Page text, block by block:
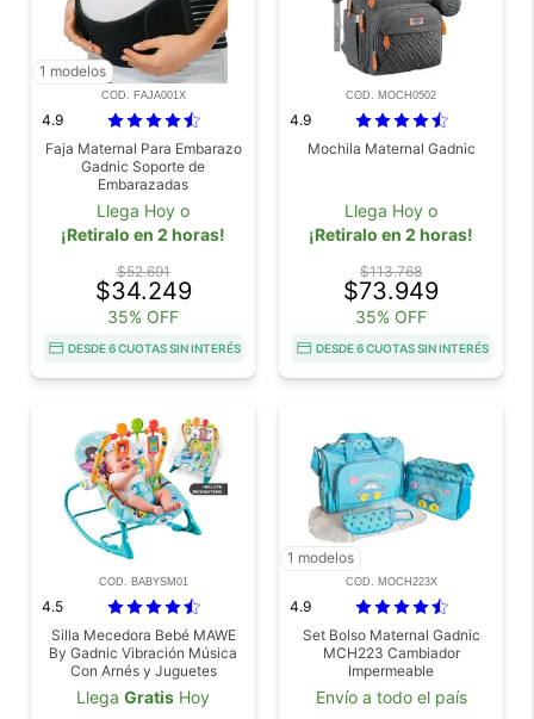
1 modelos
COD. FAJA001X
4.9
Faja Maternal Para Embarazo
Gadnic Soporte de
Embarazadas
Llega Hoy o
¡Retiralo en 2 horas!
$52.691
$34.249
35% OFF
DESDE 6 CUOTAS SIN INTERÉS
COD. MOCH0502
4.9
Mochila Maternal Gadnic
Llega Hoy o
¡Retiralo en 2 horas!
$113.768
$73.949
35% OFF
DESDE 6 CUOTAS SIN INTERÉS
COD. BABYSM01
4.5
Silla Mecedora Bebé MAWE
By Gadnic Vibración Música
Con Arnés y Juguetes
Llega Gratis Hoy
1 modelos
COD. MOCH223X
4.9
Set Bolso Maternal Gadnic
MCH223 Cambiador
Impermeable
Envío a todo el país